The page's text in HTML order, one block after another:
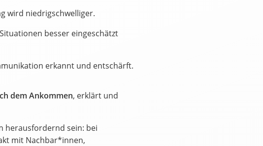
wird niedrigschwelliger.
besser eingeschätzt
erkannt und entschärft.
dem Ankommen, erklärt und
herausfordernd sein: bei
mit Nachbar*innen,